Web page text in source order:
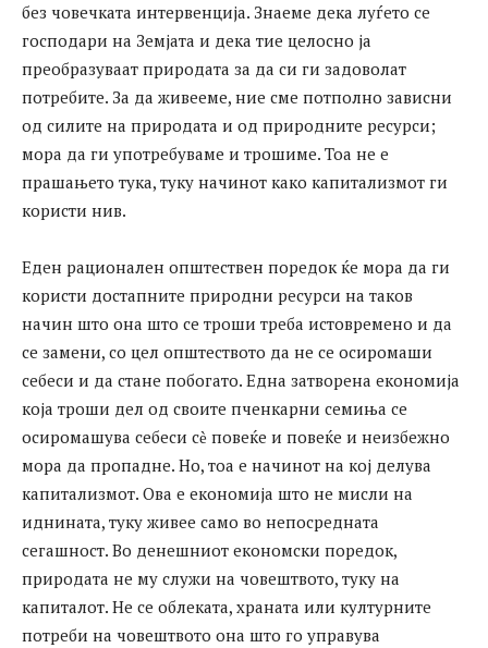
без човечката интервенција. Знаеме дека луѓето се
господари на Земјата и дека тие целосно ја
преобразуваат природата за да си ги задоволат
потребите. За да живееме, ние сме потполно зависни
од силите на природата и од природните ресурси;
мора да ги употребуваме и трошиме. Тоа не е
прашањето тука, туку начинот како капитализмот ги
користи нив.
Еден рационален општествен поредок ќе мора да ги
користи достапните природни ресурси на таков
начин што она што се троши треба истовремено и да
се замени, со цел општеството да не се осиромаши
себеси и да стане побогато. Една затворена економија
која троши дел од своите пченкарни семиња се
осиромашува себеси сѐ повеќе и повеќе и неизбежно
мора да пропадне. Но, тоа е начинот на кој делува
капитализмот. Ова е економија што не мисли на
иднината, туку живее само во непосредната
сегашност. Во денешниот економски поредок,
природата не му служи на човештвото, туку на
капиталот. Не се облеката, храната или културните
потреби на човештвото она што го управува